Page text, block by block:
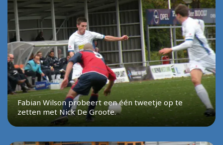
Fabian Wilson probeert een één tweetje op te
zetten met Nick De Groote.